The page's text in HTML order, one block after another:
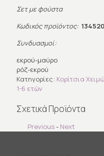
Σετ με φούστα
Κωδικός προϊόντος: 134520
Συνδυασμοί:
εκρού-μαύρο
ρόζ-εκρού
Κατηγορίες: Κορίτσια
1-6 ετών
Σχετικά Προϊόντα
Previous- Next